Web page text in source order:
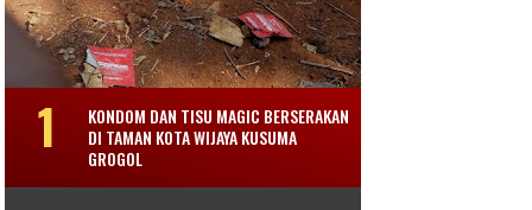
KONDOM DAN TISU MAGIC BERSERAKAN
DI TAMAN KOTA WIJAYA KUSUMA
GROGOL